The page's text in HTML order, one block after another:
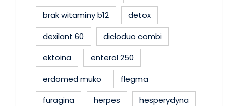
brak witaminy b12
detox
dexilant 60
dicloduo combi
ektoina
enterol 250
erdomed muko
flegma
furagina
herpes
hesperydyna